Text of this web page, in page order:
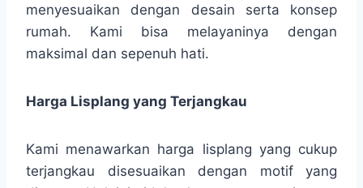
menyesuaikan dengan desain serta konsep
rumah. Kami bisa melayaninya dengan
maksimal dan sepenuh hati.
Harga Lisplang yang Terjangkau
Kami menawarkan harga lisplang yang cukup
terjangkau disesuaikan dengan motif yang